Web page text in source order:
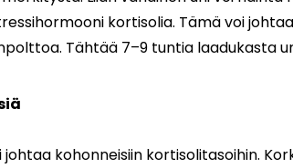
kortisolia. Tämä voi
Tähtää 7–9 tuntia laadukasta
johtaa kohonneisiin kortisolitasoihin.